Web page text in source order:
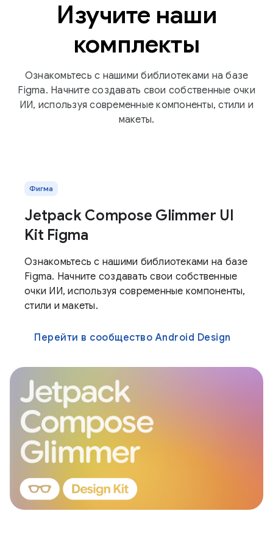
Изучите наши
комплекты
Ознакомьтесь с нашими библиотеками на базе
Figma. Начните создавать свои собственные очки
ИИ, используя современные компоненты, стили и
макеты.
Фигма
Jetpack Compose Glimmer UI
Kit Figma
Ознакомьтесь с нашими библиотеками на базе
Figma. Начните создавать свои собственные
очки ИИ, используя современные компоненты,
стили и макеты.
Перейти в сообщество Android Design